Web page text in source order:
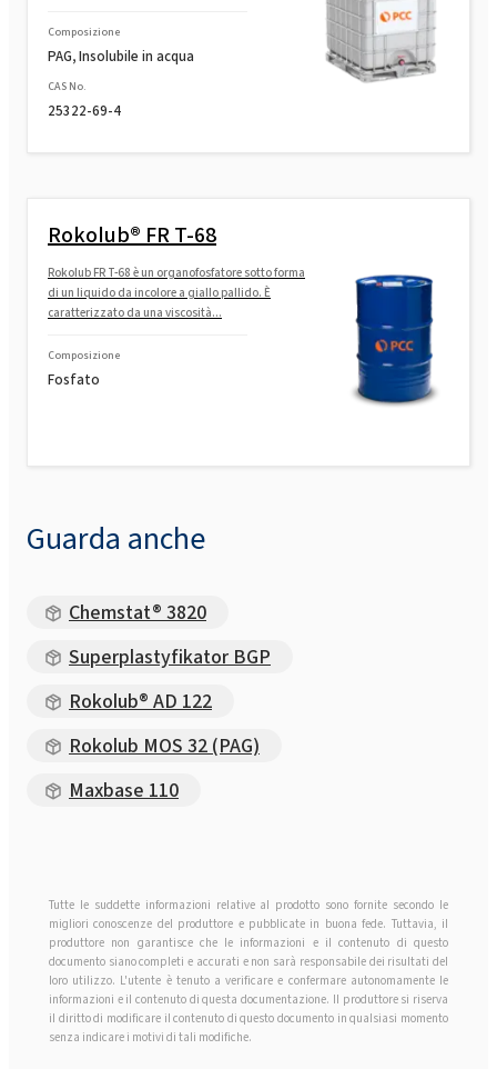
Composizione
PAG, Insolubile in acqua
CAS No.
25322-69-4
Rokolub® FR T-68
Rokolub FR T-68 è un organofosfatore sotto forma
di un liquido da incolore a giallo pallido. È
caratterizzato da una viscosità...
Composizione
Fosfato
Guarda anche
Chemstat® 3820
Superplastyfikator BGP
Rokolub® AD 122
Rokolub MOS 32 (PAG)
Maxbase 110
Tutte le suddette informazioni relative al prodotto sono fornite secondo le
migliori conoscenze del produttore e pubblicate in buona fede. Tuttavia, il
produttore non garantisce che le informazioni e il contenuto di questo
documento siano completi e accurati e non sarà responsabile dei risultati del
loro utilizzo. L'utente è tenuto a verificare e confermare autonomamente le
informazioni e il contenuto di questa documentazione. Il produttore si riserva
il diritto di modificare il contenuto di questo documento in qualsiasi momento
senza indicare i motivi di tali modifiche.